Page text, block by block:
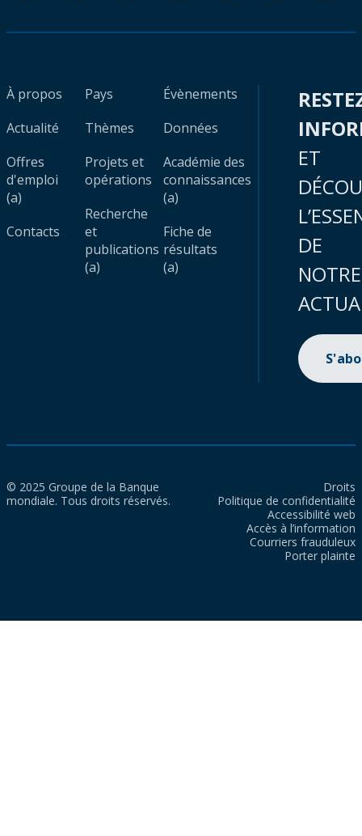
À propos
Actualité
Offres
d'emploi
(a)
Contacts
Pays
Thèmes
Projets et
opérations
Recherche
et
publications
(a)
Évènements
Données
Académie des
connaissances
(a)
Fiche de
résultats
(a)
ET
DE
NOTRE
© 2025 Groupe de la Banque
mondiale. Tous droits réservés.
Droits
Politique de confidentialité
Accessibilité web
Accès à l’information
Courriers frauduleux
Porter plainte